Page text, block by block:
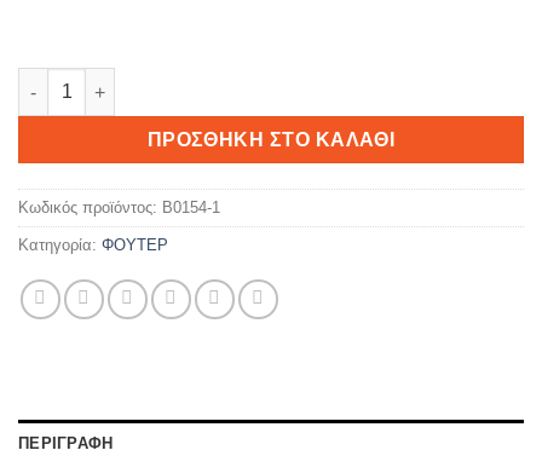
ΕΜΙΝΕΜ ποσότητα
ΠΡΟΣΘΉΚΗ ΣΤΟ ΚΑΛΆΘΙ
Κωδικός προϊόντος: B0154-1
Κατηγορία: ΦΟΥΤΕΡ
ΠΕΡΙΓΡΑΦΉ